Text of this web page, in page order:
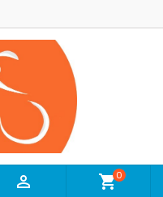
 shopping_cart0